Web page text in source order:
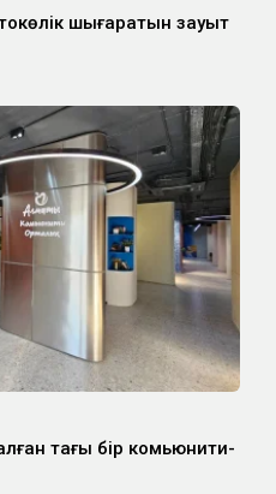
шығаратын зауыт
тағы бір комьюнити-